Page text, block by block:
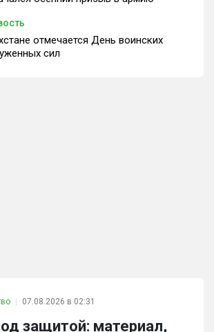
отмечается День воинских
сил
07.08.2026 в 02:31
защитой: материал,